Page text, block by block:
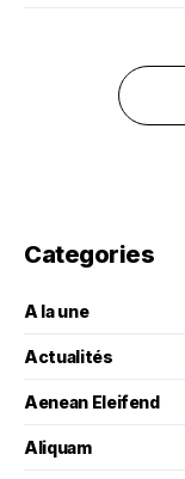
Categories
A la une
Actualités
Aenean Eleifend
Aliquam